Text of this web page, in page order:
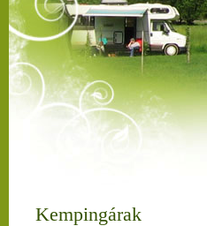
Kempingárak